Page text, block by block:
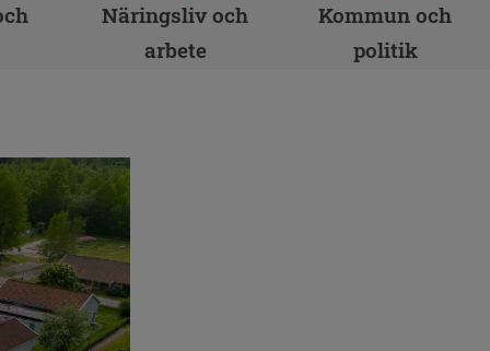
Näringsliv och
arbete
Kommun och
politik